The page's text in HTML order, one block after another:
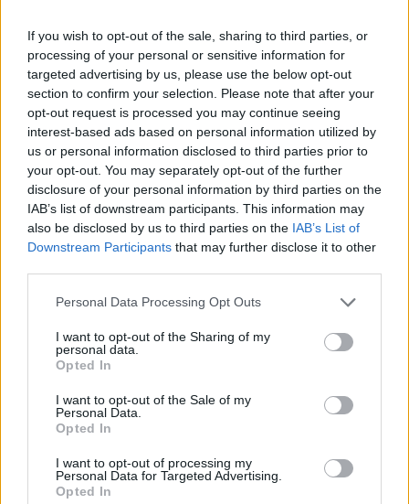
If you wish to opt-out of the sale, sharing to third parties, or
processing of your personal or sensitive information for
targeted advertising by us, please use the below opt-out
section to confirm your selection. Please note that after your
opt-out request is processed you may continue seeing
interest-based ads based on personal information utilized by
us or personal information disclosed to third parties prior to
your opt-out. You may separately opt-out of the further
disclosure of your personal information by third parties on the
IAB’s list of downstream participants. This information may
also be disclosed by us to third parties on the IAB’s List of
Downstream Participants that may further disclose it to other
Personal Data Processing Opt Outs
I want to opt-out of the Sharing of my
personal data.
Opted In
I want to opt-out of the Sale of my
Personal Data.
Opted In
I want to opt-out of processing my
Personal Data for Targeted Advertising.
Opted In
Prečo si vybrať tento produkt?
Nábytková noha hliníková
Rozmery: 80x80x60 mm
Štandardne bez možnosti rektifikácie, ale je možno
dokúpiť rektifikačnú skrutku D-197303
Parametre
SKU: D-87063
Farba:
Výška: 60 mm
Výškové nastavenie: